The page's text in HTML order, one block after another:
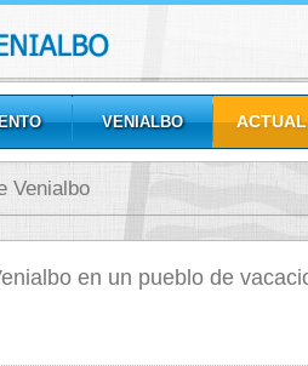
VENIALBO
Venialbo
en un pueblo de